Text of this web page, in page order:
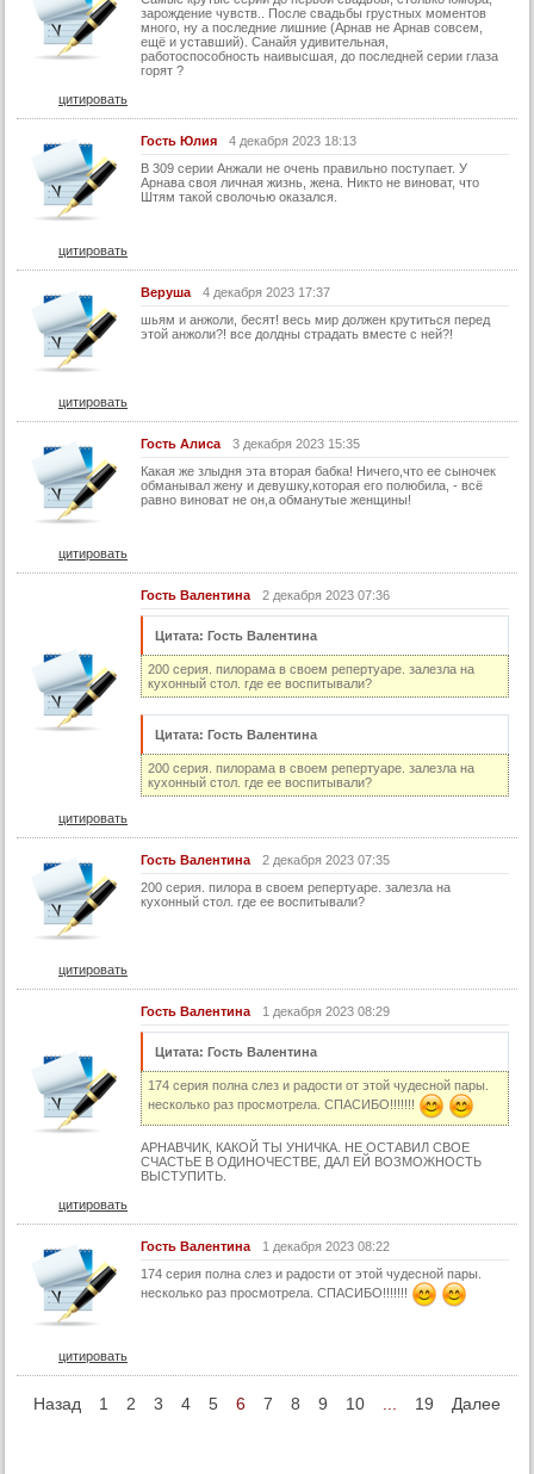
зарождение чувств.. После свадьбы грустных моментов
много, ну а последние лишние (Арнав не Арнав совсем,
ещё и уставший). Санайя удивительная,
работоспособность наивысшая, до последней серии глаза
горят ?
цитировать
Гость Юлия
4 декабря 2023 18:13
В 309 серии Анжали не очень правильно поступает. У
Арнава своя личная жизнь, жена. Никто не виноват, что
Штям такой сволочью оказался.
цитировать
Веруша
4 декабря 2023 17:37
шьям и анжоли, бесят! весь мир должен крутиться перед
этой анжоли?! все долдны страдать вместе с ней?!
цитировать
Гость Алиса
3 декабря 2023 15:35
Какая же злыдня эта вторая бабка! Ничего,что ее сыночек
обманывал жену и девушку,которая его полюбила, - всё
равно виноват не он,а обманутые женщины!
цитировать
Гость Валентина 2 декабря 2023 07:36
Цитата: Гость Валентина
200 серия. пилорама в своем репертуаре. залезла на
кухонный стол. где ее воспитывали?
Цитата: Гость Валентина
200 серия. пилорама в своем репертуаре. залезла на
кухонный стол. где ее воспитывали?
цитировать
Гость Валентина
2 декабря 2023 07:35
200 серия. пилора в своем репертуаре. залезла на
кухонный стол. где ее воспитывали?
цитировать
Гость Валентина 1 декабря 2023 08:29
Цитата: Гость Валентина
174 серия полна слез и радости от этой чудесной пары.
несколько раз просмотрела. СПАСИБО!!!!!!!
АРНАВЧИК, КАКОЙ ТЫ УНИЧКА. НЕ ОСТАВИЛ СВОЕ
СЧАСТЬЕ В ОДИНОЧЕСТВЕ, ДАЛ ЕЙ ВОЗМОЖНОСТЬ
ВЫСТУПИТЬ.
цитировать
Гость Валентина
1 декабря 2023 08:22
174 серия полна слез и радости от этой чудесной пары.
несколько раз просмотрела. СПАСИБО!!!!!!!
цитировать
Назад 1 2 3 4 5 6 7 8 9 10 ... 19 Далее